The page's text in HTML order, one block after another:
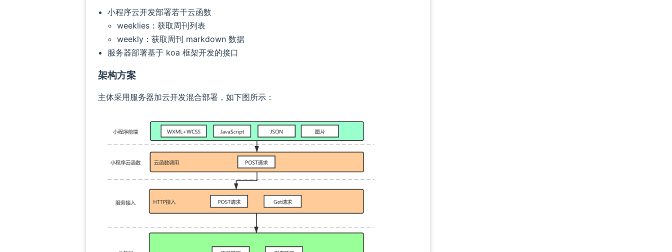
小程序云开发部署若干云函数
weeklies：获取周刊列表
weekly：获取周刊 markdown 数据
服务器部署基于 koa 框架开发的接口
架构方案
主体采用服务器加云开发混合部署，如下图所示：